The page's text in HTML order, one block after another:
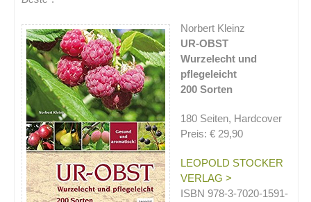
Norbert Kleinz
UR-OBST
Wurzelecht und
pflegeleicht
200 Sorten
180 Seiten, Hardcover
Preis: € 29,90
LEOPOLD STOCKER
VERLAG >
ISBN 978-3-7020-1591-